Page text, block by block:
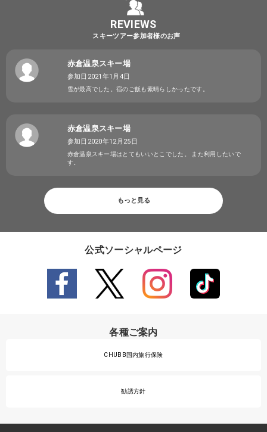
REVIEWS
スキーツアー参加者様のお声
赤倉温泉スキー場
参加日2021年1月4日
雪が最高でした。宿のご飯も素晴らしかったです。
赤倉温泉スキー場
参加日2020年12月25日
赤倉温泉スキー場はとてもいいとこでした。 また利用したいで
す。
もっと見る
公式ソーシャルページ
各種ご案内
CHUBB国内旅行保険
勧誘方針